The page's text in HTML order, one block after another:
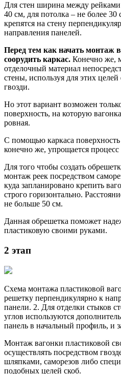
Для стен ширина между
40 см, для потолка – не более
крепятся на стену
направления панелей.
Перед тем как начать монтаж
соорудить каркас. Конечно же,
отделочный материал
стены, используя для этих
гвозди.
Но этот вариант возможен
поверхность, на которую
ровная.
С помощью каркаса поверхность
конечно же, упрощается процесс
Для того чтобы создать
монтаж реек посредством
куда запланировано крепить
строго горизонтально.
не больше 50 см.
Данная обрешетка поможет
пластиковую своими руками.
2 этап
Схема монтажа пластиковой
решетку перпендикулярно к
панели. 2. Для отделки стыков
углов используются
панель в начальный профиль, и
Монтаж вагонки пластиковой
осуществлять посредством
шляпками, саморезов либо
подобных целей скоб.